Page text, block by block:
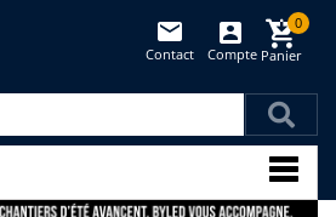
Panier
0
Compte
Contact